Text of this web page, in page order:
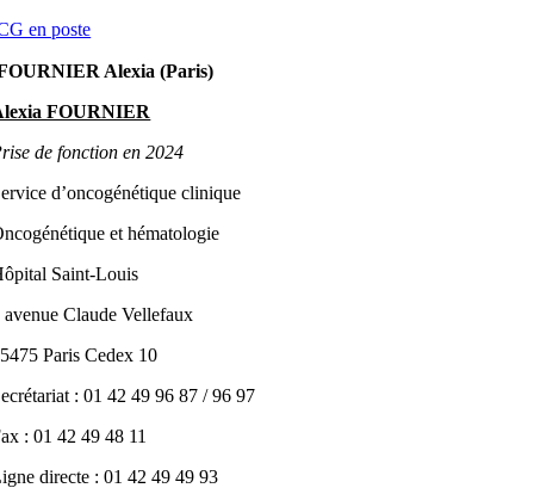
en poste
Alexia (Paris)
FOURNIER
de fonction en 2024
d’oncogénétique clinique
et hématologie
Saint-Louis
avenue Claude Vellefaux
Paris Cedex 10
: 01 42 49 96 87 / 96 97
: 01 42 49 48 11
directe : 01 42 49 49 93